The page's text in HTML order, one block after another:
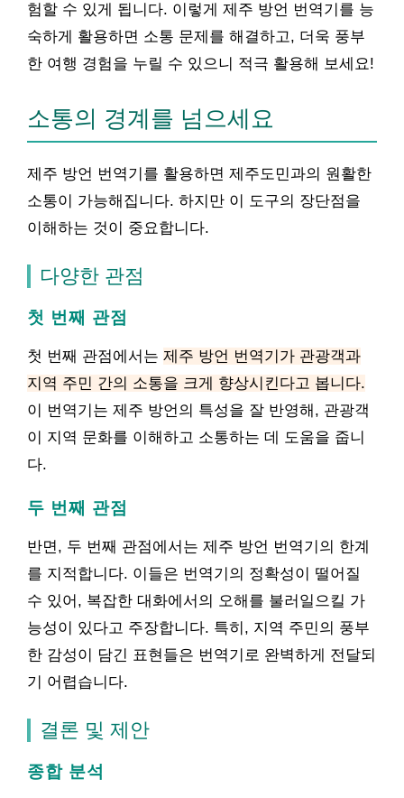
험할 수 있게 됩니다. 이렇게 제주 방언 번역기를 능
숙하게 활용하면 소통 문제를 해결하고, 더욱 풍부
한 여행 경험을 누릴 수 있으니 적극 활용해 보세요!
소통의 경계를 넘으세요
제주 방언 번역기를 활용하면 제주도민과의 원활한
소통이 가능해집니다. 하지만 이 도구의 장단점을
이해하는 것이 중요합니다.
다양한 관점
첫 번째 관점
첫 번째 관점에서는 제주 방언 번역기가 관광객과
지역 주민 간의 소통을 크게 향상시킨다고 봅니다.
이 번역기는 제주 방언의 특성을 잘 반영해, 관광객
이 지역 문화를 이해하고 소통하는 데 도움을 줍니
다.
두 번째 관점
반면, 두 번째 관점에서는 제주 방언 번역기의 한계
를 지적합니다. 이들은 번역기의 정확성이 떨어질
수 있어, 복잡한 대화에서의 오해를 불러일으킬 가
능성이 있다고 주장합니다. 특히, 지역 주민의 풍부
한 감성이 담긴 표현들은 번역기로 완벽하게 전달되
기 어렵습니다.
결론 및 제안
종합 분석